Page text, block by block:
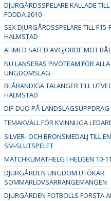
DJURGÅRDSSPELARE KALLADE
FÖDDA 2010
SEX DJURGÅRDSSPELARE TILL F15-
HALMSTAD
AHMED SAEED AVGJORDE MOT
NU LANSERAS PIVOTEAM FÖR
UNGDOMSLAG
BLÅRANDIGA TALANGER TILL
HALMSTAD
DIF-DUO PÅ LANDSLAGSUPPDRAG
TEMAKVÄLL FÖR KVINNLIGA
SILVER- OCH BRONSMEDALJ TILL
SM-SLUTSPELET
MATCHKLIMATHELG I HELGEN 10-
DJURGÅRDEN UNGDOM UTÖKAR
SOMMARLOVSARRANGEMANGEN
DJURGÅRDEN FOTBOLLS FÖRSTA